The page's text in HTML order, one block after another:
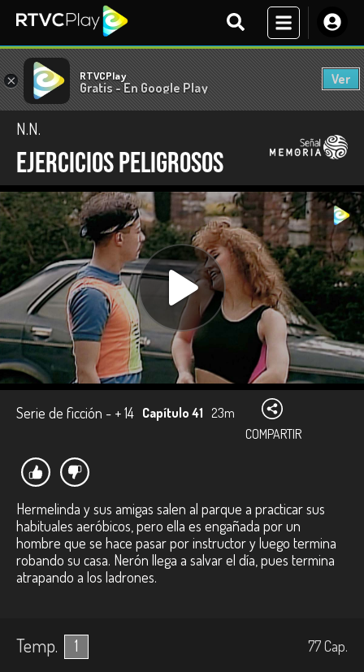
× RTVCPlay
Gratis - En Google Play
Ver
N.N.
Ejercicios peligrosos
Serie de ficción - + 14 Capítulo 41 23m
COMPARTIR
Hermelinda y sus amigas salen al parque a practicar sus
habituales aeróbicos, pero ella es engañada por un
hombre que se hace pasar por instructor y luego termina
robando su casa. Nerón llega a salvar el día, pues termina
atrapando a los ladrones.
Temp. 1 77Cap.